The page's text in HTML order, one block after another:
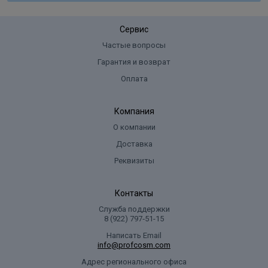
Сервис
Частые вопросы
Гарантия и возврат
Оплата
Компания
О компании
Доставка
Реквизиты
Контакты
Служба поддержки
8 (922) 797‑51-15
Написать Email
info@profcosm.com
Адрес регионального офиса